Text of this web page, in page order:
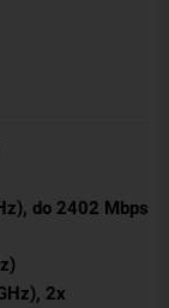
do 2402 Mbps
2x